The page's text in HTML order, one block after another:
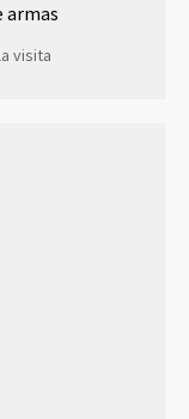
armas
visita